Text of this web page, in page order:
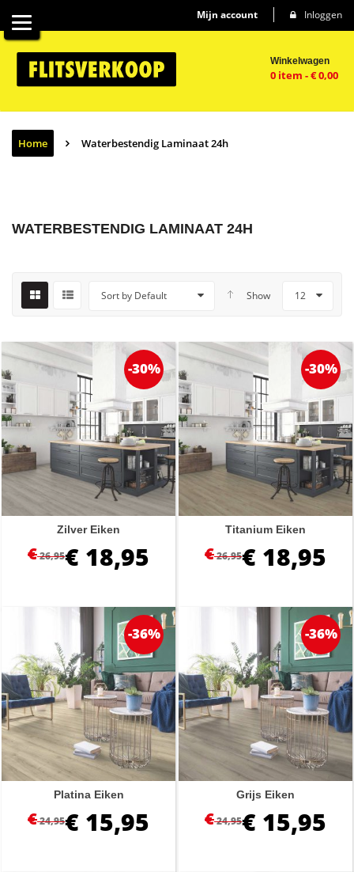
Inloggen
Mijn account
Winkelwagen
0 item -€0,00
Home Waterbestendig Laminaat 24h
WATERBESTENDIG LAMINAAT 24H
Sort by Default Show 12
-30%
Zilver Eiken
€26,95€ 18,95
-30%
Titanium Eiken
€26,95€ 18,95
-36%
Platina Eiken
€24,95€ 15,95
-36%
Grijs Eiken
€24,95€ 15,95